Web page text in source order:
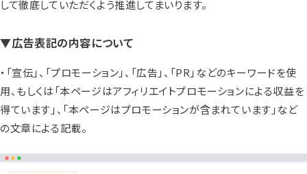
して徹底していただくよう推進してまいります。
▼広告表記の内容について
・「宣伝」、「プロモーション」、「広告」、「PR」などのキーワードを使
用、もしくは「本ページはアフィリエイトプロモーションによる収益を
得ています」、「本ページはプロモーションが含まれています」など
の文章による記載。